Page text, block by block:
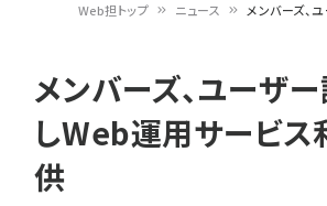
ン
く
ず
Web担トップ ニュース メンバーズ、
メンバーズ、ユーザ
しWeb運用サービス
供